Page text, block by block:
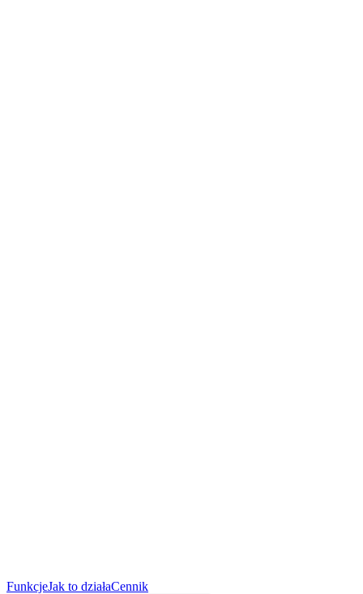
FunkcjeJak to działaCennik